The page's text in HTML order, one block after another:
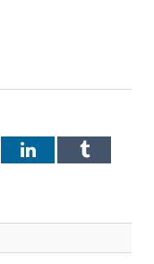
LinkedInTumblr